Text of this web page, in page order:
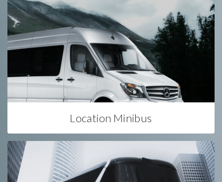
Location Minibus